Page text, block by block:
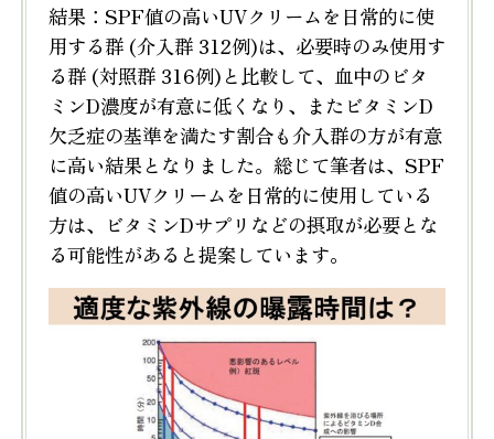
結果：SPF値の高いUVクリームを日常的に使
用する群 (介入群 312例)は、必要時のみ使用す
る群 (対照群 316例)と比較して、血中のビタ
ミンD濃度が有意に低くなり、またビタミンD
欠乏症の基準を満たす割合も介入群の方が有意
に高い結果となりました。総じて筆者は、SPF
値の高いUVクリームを日常的に使用している
方は、ビタミンDサプリなどの摂取が必要とな
る可能性があると提案しています。